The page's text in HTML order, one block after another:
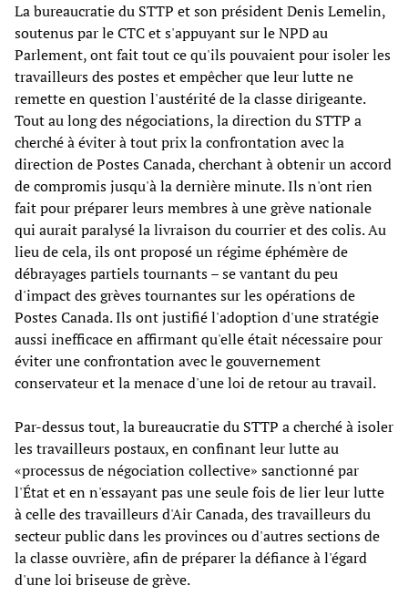
La bureaucratie du STTP et son président Denis Lemelin,
soutenus par le CTC et s'appuyant sur le NPD au
Parlement, ont fait tout ce qu'ils pouvaient pour isoler les
travailleurs des postes et empêcher que leur lutte ne
remette en question l'austérité de la classe dirigeante.
Tout au long des négociations, la direction du STTP a
cherché à éviter à tout prix la confrontation avec la
direction de Postes Canada, cherchant à obtenir un accord
de compromis jusqu'à la dernière minute. Ils n'ont rien
fait pour préparer leurs membres à une grève nationale
qui aurait paralysé la livraison du courrier et des colis. Au
lieu de cela, ils ont proposé un régime éphémère de
débrayages partiels tournants – se vantant du peu
d'impact des grèves tournantes sur les opérations de
Postes Canada. Ils ont justifié l'adoption d'une stratégie
aussi inefficace en affirmant qu'elle était nécessaire pour
éviter une confrontation avec le gouvernement
conservateur et la menace d'une loi de retour au travail.
Par-dessus tout, la bureaucratie du STTP a cherché à isoler
les travailleurs postaux, en confinant leur lutte au
«processus de négociation collective» sanctionné par
l'État et en n'essayant pas une seule fois de lier leur lutte
à celle des travailleurs d'Air Canada, des travailleurs du
secteur public dans les provinces ou d'autres sections de
la classe ouvrière, afin de préparer la défiance à l'égard
d'une loi briseuse de grève.